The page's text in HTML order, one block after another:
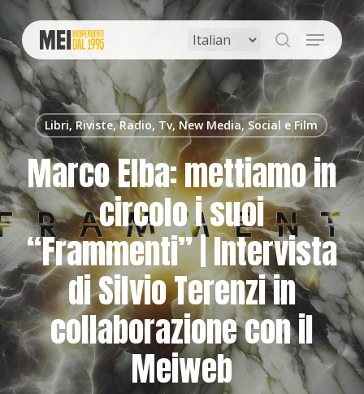
Skip
to
main
content
search
Menu
Libri, Riviste, Radio, Tv, New Media, Social e Film
Marco Elba: mettiamo in
circolo i suoi
“Frammenti” | Intervista
di Silvio Terenzi in
collaborazione con il
Meiweb